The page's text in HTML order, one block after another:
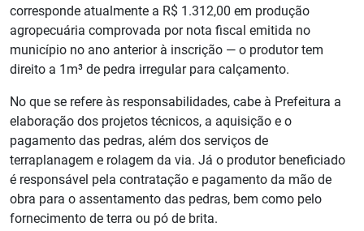
corresponde atualmente a R$ 1.312,00 em produção
agropecuária comprovada por nota fiscal emitida no
município no ano anterior à inscrição — o produtor tem
direito a 1m³ de pedra irregular para calçamento.
No que se refere às responsabilidades, cabe à Prefeitura a
elaboração dos projetos técnicos, a aquisição e o
pagamento das pedras, além dos serviços de
terraplanagem e rolagem da via. Já o produtor beneficiado
é responsável pela contratação e pagamento da mão de
obra para o assentamento das pedras, bem como pelo
fornecimento de terra ou pó de brita.